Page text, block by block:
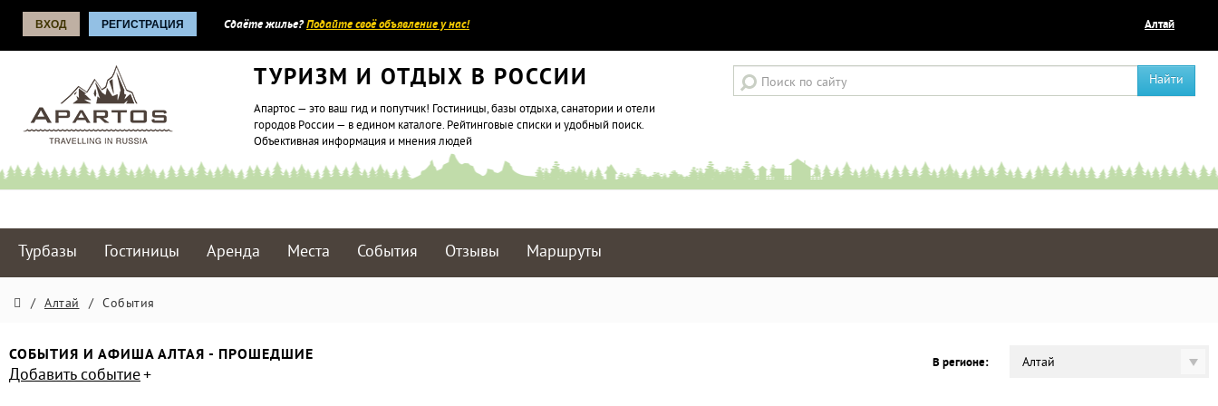
ВХОД РЕГИСТРАЦИЯ Сдаёте жилье?Подайте своё объявление у нас! Алтай
ТУРИЗМ И ОТДЫХ В РОССИИ
Апартос — это ваш гид и попутчик! Гостиницы, базы отдыха, санатории и отели
городов России — в едином каталоге. Рейтинговые списки и удобный поиск.
Объективная информация и мнения людей
Найти
Турбазы Гостиницы Аренда Места События Отзывы Маршруты
/ Алтай / События
СОБЫТИЯ И АФИША АЛТАЯ - ПРОШЕДШИЕ
Добавить событие
В регионе: Алтай